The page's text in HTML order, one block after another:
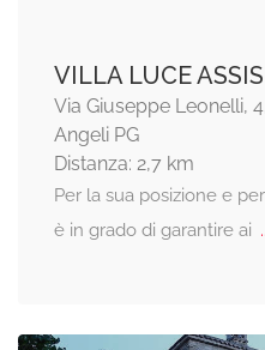
VILLA LUCE
Via Giuseppe Leonelli,
Angeli PG
Distanza: 2,7 km
Per la sua posizione e
è in grado di garantire ai